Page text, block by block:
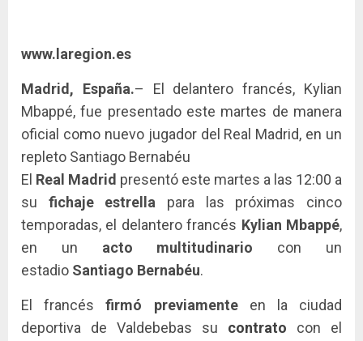
www.laregion.es
Madrid, España.– El delantero francés, Kylian
Mbappé, fue presentado este martes de manera
oficial como nuevo jugador del Real Madrid, en un
repleto Santiago Bernabéu
El Real Madrid presentó este martes a las 12:00 a
su fichaje estrella para las próximas cinco
temporadas, el delantero francés Kylian Mbappé,
en un acto multitudinario con un
estadio Santiago Bernabéu.
El francésfirmó previamenteen la ciudad
deportiva de Valdebebas su contrato con el